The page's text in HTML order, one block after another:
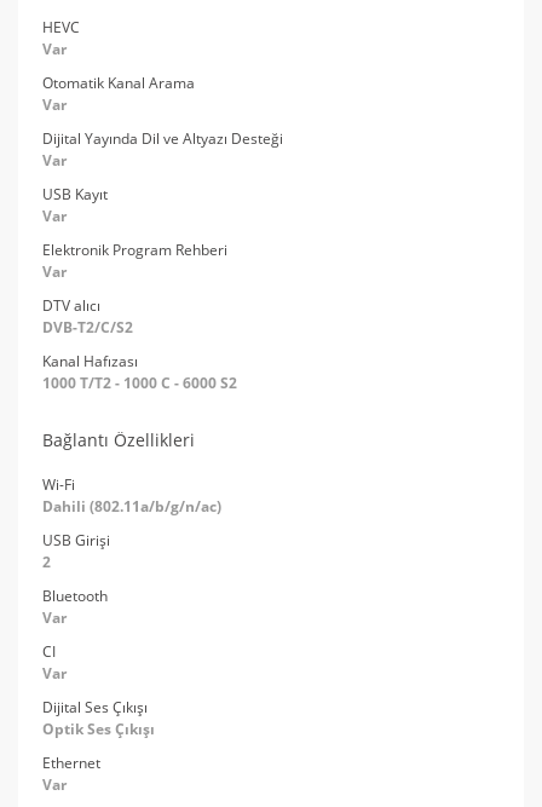
HEVC
Var
Otomatik Kanal Arama
Var
Dijital Yayında Dil ve Altyazı Desteği
Var
USB Kayıt
Var
Elektronik Program Rehberi
Var
DTV alıcı
DVB-T2/C/S2
Kanal Hafızası
1000 T/T2 - 1000 C - 6000 S2
Bağlantı Özellikleri
Wi-Fi
Dahili (802.11a/b/g/n/ac)
USB Girişi
2
Bluetooth
Var
CI
Var
Dijital Ses Çıkışı
Optik Ses Çıkışı
Ethernet
Var